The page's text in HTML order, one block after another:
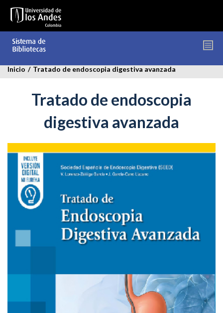
contenido
Inicio / Tratado de endoscopia digestiva avanzada
Tratado de endoscopia
digestiva avanzada